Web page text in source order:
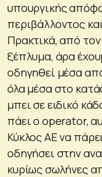
υπουργικής
περιβάλλοντος
Πρακτικά, από
ξέπλυμα, άρα
οδηγηθεί μέσα
όλα μέσα στο
μπει σε ειδικό
πάει ο operator,
Κύκλος ΑΕ να
οδηγήσει στην
κυρίως σωλήνες